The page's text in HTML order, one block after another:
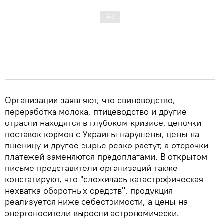
Организации заявляют, что свиноводство,
переработка молока, птицеводство и другие
отрасли находятся в глубоком кризисе, цепочки
поставок кормов с Украины нарушены, цены на
пшеницу и другое сырье резко растут, а отсрочки
платежей заменяются предоплатами. В открытом
письме представители организаций также
констатируют, что "сложилась катастрофическая
нехватка оборотных средств", продукция
реализуется ниже себестоимости, а цены на
энергоносители выросли астрономически.